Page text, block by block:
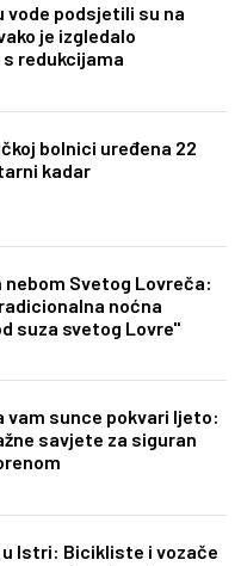
vode podsjetili su na
je izgledalo
redukcijama
bolnici uređena 22
kadar
nebom Svetog Lovreča:
noćna
suza svetog Lovre"
vam sunce pokvari ljeto:
savjete za siguran
u Istri: Bicikliste i vozače